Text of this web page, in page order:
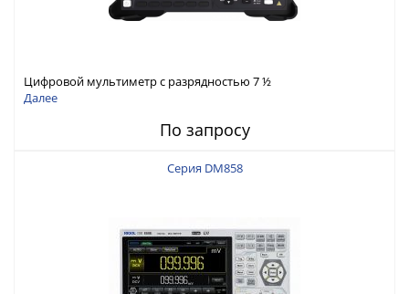
Цифровой мультиметр с разрядностью 7 ½
Далее
По запросу
Серия DM858